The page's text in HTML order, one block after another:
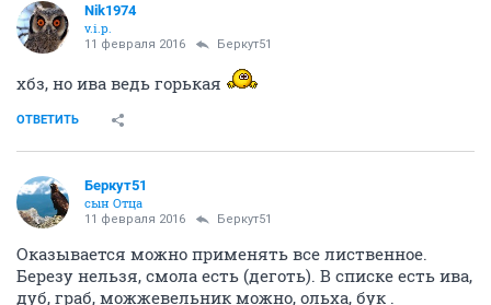
Nik1974
v.i.p.
11 февраля 2016 Беркут51
хбз, но ива ведь горькая
ОТВЕТИТЬ
Беркут51
сын Отца
11 февраля 2016 Беркут51
Оказывается можно применять все лиственное.
Березу нельзя, смола есть (деготь). В списке есть ива,
дуб, граб, можжевельник можно, ольха, бук .